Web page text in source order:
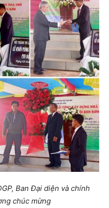
Ban Đại diện và chính
chúc mừng